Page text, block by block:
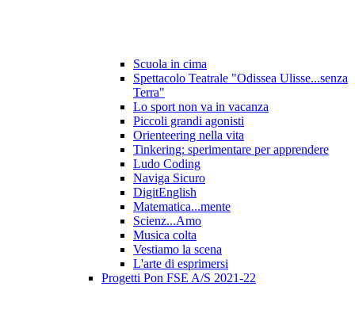
Scuola in cima
Spettacolo Teatrale "Odissea Ulisse...senza
Terra"
Lo sport non va in vacanza
Piccoli grandi agonisti
Orienteering nella vita
Tinkering: sperimentare per apprendere
Ludo Coding
Naviga Sicuro
DigitEnglish
Matematica...mente
Scienz...Amo
Musica colta
Vestiamo la scena
L'arte di esprimersi
Progetti Pon FSE A/S 2021-22